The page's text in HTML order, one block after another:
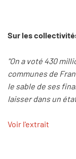
Sur les
"On a voté 430
communes de
le sable de ses
laisser dans un
Voir l'extrait